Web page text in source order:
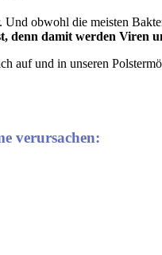
obwohl die meisten
denn damit werden Viren
auf und in unseren
verursachen: